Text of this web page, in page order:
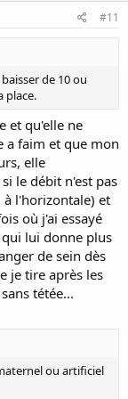
toujours aussi
de la faire
car elle
ou dans mes
si vite sur le
mais ce
au niveau du
du flipple (éloigner
contre l'aréole et
sa bouche) et
max dans la
pour
#11
de 10 ou
place.
et qu'elle ne
a faim et que mon
elle
le débit n'est pas
l'horizontale) et
où j'ai essayé
qui lui donne plus
de sein dès
je tire après les
tétée...
ou artificiel